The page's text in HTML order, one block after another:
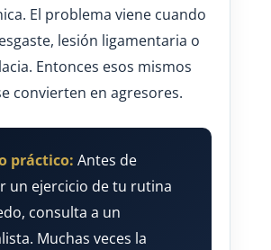
El problema viene cuando
lesión ligamentaria o
Entonces esos mismos
convierten en agresores.
práctico: Antes de
un ejercicio de tu rutina
consulta a un
Muchas veces la